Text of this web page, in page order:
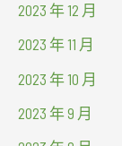
2023 年 12 月
2023 年 11 月
2023 年 10 月
2023 年 9 月